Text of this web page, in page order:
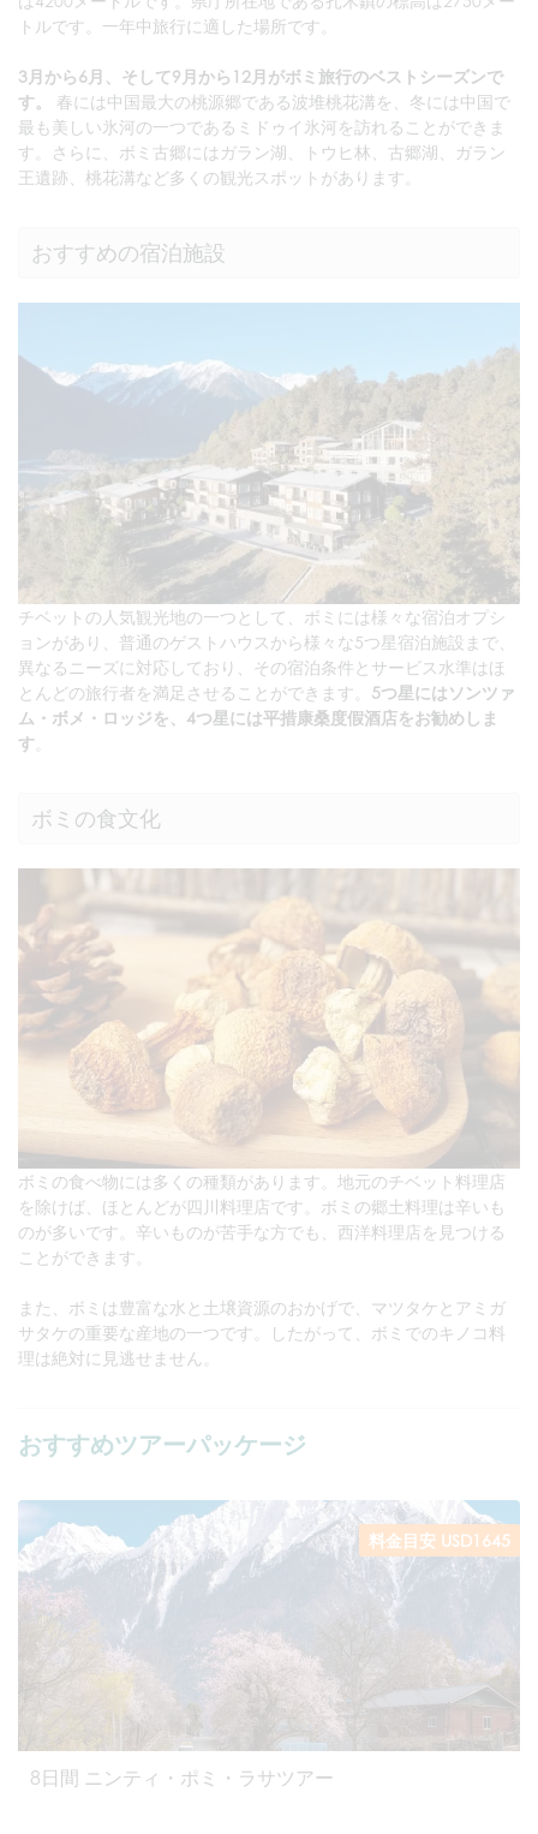
トルです。一年中旅行に適した場所です。
3月から6月、そして9月から12月がボミ旅行のベストシーズンで
す。
春には中国最大の桃源郷である波堆桃花溝を、冬には中国で
最も美しい氷河の一つであるミドゥイ氷河を訪れることができま
す。さらに、ボミ古郷にはガラン湖、トウヒ林、古郷湖、ガラン
王遺跡、桃花溝など多くの観光スポットがあります。
おすすめの宿泊施設
チベットの人気観光地の一つとして、ボミには様々な宿泊オプシ
ョンがあり、普通のゲストハウスから様々な5つ星宿泊施設まで、
異なるニーズに対応しており、その宿泊条件とサービス水準はほ
とんどの旅行者を満足させることができます。 5つ星にはソンツァ
ム・ボメ・ロッジを、4つ星には平措康桑度假酒店をお勧めしま
す
ボミの食文化
ボミの食べ物には多くの種類があります。地元のチベット料理店
を除けば、ほとんどが四川料理店です。ボミの郷土料理は辛いも
のが多いです。辛いものが苦手な方でも、西洋料理店を見つける
ことができます。
また、ボミは豊富な水と土壌資源のおかげで、マツタケとアミガ
サタケの重要な産地の一つです。したがって、ボミでのキノコ料
理は絶対に見逃せません。
おすすめツアーパッケージ
料金目安 USD1645
8日間 ニンティ・ポミ・ラサツアー